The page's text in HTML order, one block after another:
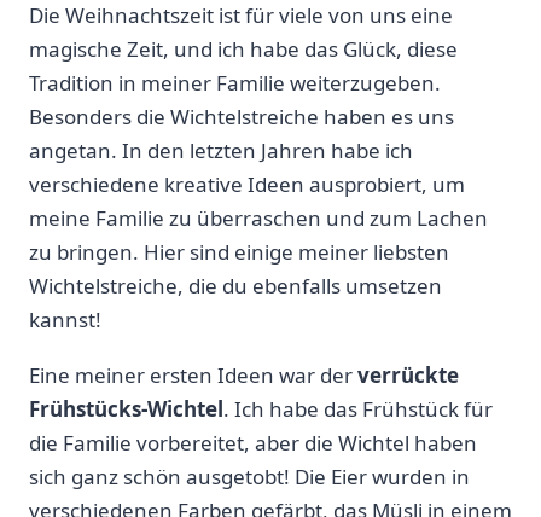
Die Weihnachtszeit ist für viele‍ von uns eine
magische Zeit, und ich habe ⁢das Glück, diese
Tradition in meiner Familie weiterzugeben.
⁤Besonders die Wichtelstreiche haben es ⁢uns
angetan. In den letzten Jahren habe ich
verschiedene kreative Ideen ausprobiert, ‍um
meine Familie‍ zu überraschen und⁣ zum ⁣Lachen
zu bringen. Hier sind einige meiner liebsten
⁤Wichtelstreiche, die du⁢ ebenfalls umsetzen​
kannst!
Eine meiner ersten Ideen war derverrückte
Frühstücks-Wichtel. Ich habe das Frühstück⁣ für
die Familie vorbereitet, aber die Wichtel⁢ haben
sich ganz schön ausgetobt! Die⁢ Eier wurden in
verschiedenen Farben gefärbt, das Müsli in einem